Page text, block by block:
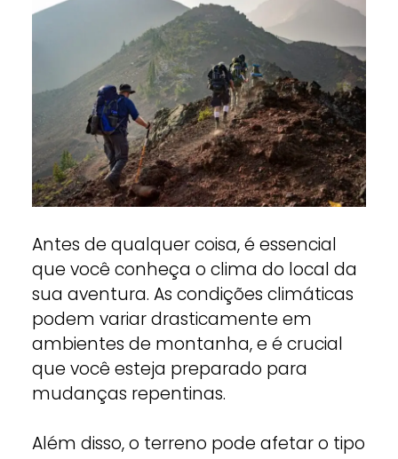
Antes de qualquer coisa, é essencial
que você conheça o clima do local da
sua aventura. As condições climáticas
podem variar drasticamente em
ambientes de montanha, e é crucial
que você esteja preparado para
mudanças repentinas.
Além disso, o terreno pode afetar o tipo